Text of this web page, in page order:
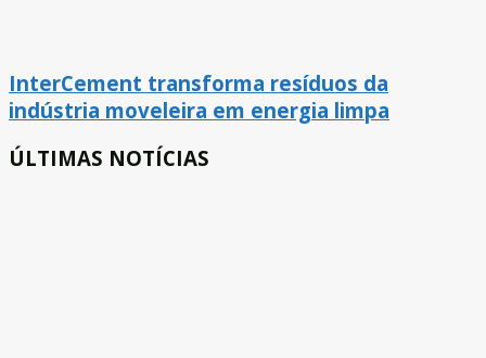
InterCement transforma resíduos da
indústria moveleira em energia limpa
ÚLTIMAS NOTÍCIAS